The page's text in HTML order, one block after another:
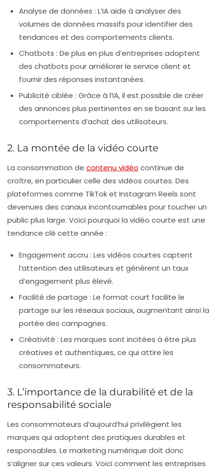
Analyse de données : L’IA aide à analyser des
volumes de données massifs pour identifier des
tendances et des comportements clients.
Chatbots : De plus en plus d’entreprises adoptent
des chatbots pour améliorer le service client et
fournir des réponses instantanées.
Publicité ciblée : Grâce à l’IA, il est possible de créer
des annonces plus pertinentes en se basant sur les
comportements d’achat des utilisateurs.
2. La montée de la vidéo courte
La consommation de contenu vidéo continue de
croître, en particulier celle des vidéos courtes. Des
plateformes comme TikTok et Instagram Reels sont
devenues des canaux incontournables pour toucher un
public plus large. Voici pourquoi la vidéo courte est une
tendance clé cette année :
Engagement accru : Les vidéos courtes captent
l’attention des utilisateurs et génèrent un taux
d’engagement plus élevé.
Facilité de partage : Le format court facilite le
partage sur les réseaux sociaux, augmentant ainsi la
portée des campagnes.
Créativité : Les marques sont incitées à être plus
créatives et authentiques, ce qui attire les
consommateurs.
3. L’importance de la durabilité et de la
responsabilité sociale
Les consommateurs d’aujourd’hui privilégient les
marques qui adoptent des pratiques durables et
responsables. Le marketing numérique doit donc
s’aligner sur ces valeurs. Voici comment les entreprises